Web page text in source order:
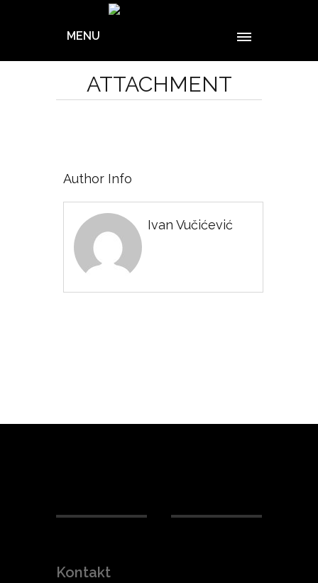
MENU
ATTACHMENT
Author Info
Ivan Vučićević
Kontakt